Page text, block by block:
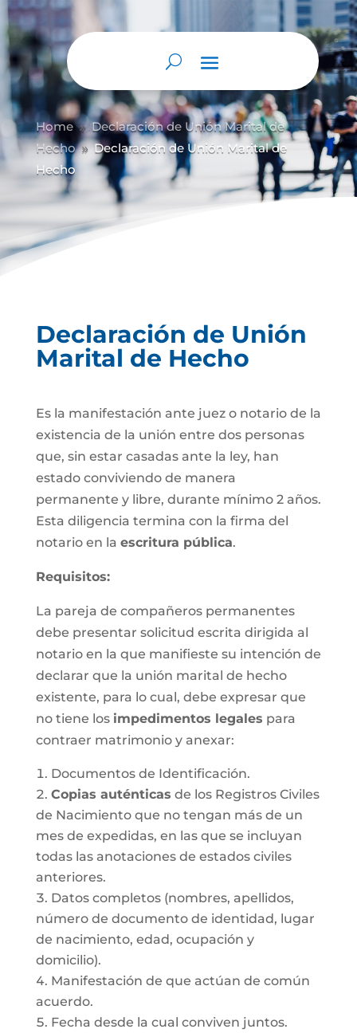
Home 9 Declaración de Unión Marital de
Hecho 9 Declaración de Unión Marital de
Hecho
Declaración de Unión
Marital de Hecho
Es la manifestación ante juez o notario de la
existencia de la unión entre dos personas
que, sin estar casadas ante la ley, han
estado conviviendo de manera
permanente y libre, durante mínimo 2 años.
Esta diligencia termina con la firma del
notario en la escritura pública.
Requisitos:
La pareja de compañeros permanentes
debe presentar solicitud escrita dirigida al
notario en la que manifieste su intención de
declarar que la unión marital de hecho
existente, para lo cual, debe expresar que
no tiene los impedimentos legales para
contraer matrimonio y anexar:
Documentos de Identificación.
Copias auténticas de los Registros Civiles
de Nacimiento que no tengan más de un
mes de expedidas, en las que se incluyan
todas las anotaciones de estados civiles
anteriores.
Datos completos (nombres, apellidos,
número de documento de identidad, lugar
de nacimiento, edad, ocupación y
domicilio).
Manifestación de que actúan de común
acuerdo.
Fecha desde la cual conviven juntos.